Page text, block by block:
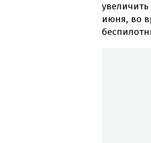
увеличить
июня, во